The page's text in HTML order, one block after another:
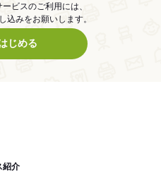
ビスのご利用には、
込みをお願いします。
じめる
紹介